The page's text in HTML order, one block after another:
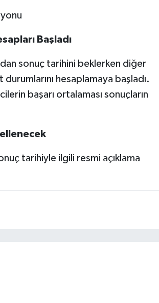
Başladı
sonuç tarihini beklerken diğer
hesaplamaya başladı.
başarı ortalaması sonuçların
tarihiyle ilgili resmi açıklama